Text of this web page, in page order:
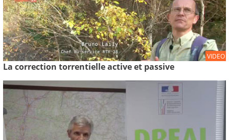
VIDEO
La correction torrentielle active et passive